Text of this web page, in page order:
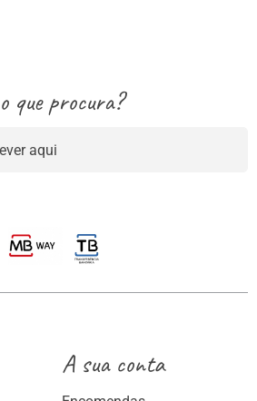
que procura?
A sua conta